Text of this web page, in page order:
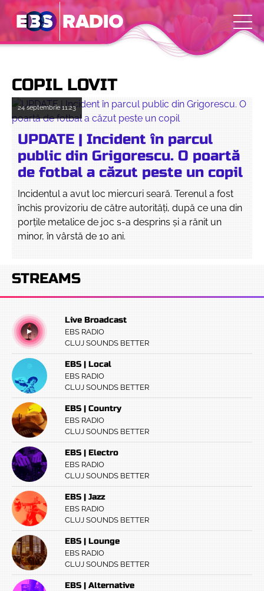
COPIL LOVIT
24 septembrie11:23
UPDATE | Incident în parcul
public din Grigorescu. O poartă
de fotbal a căzut peste un copil
Incidentul a avut loc miercuri seară. Terenul a fost
închis provizoriu de către autorități, după ce una din
porțile metalice de joc s-a desprins și a rănit un
minor, în vârstă de 10 ani.
STREAMS
Live Broadcast
EBS RADIO
CLUJ SOUNDS BETTER
EBS | Local
EBS RADIO
CLUJ SOUNDS BETTER
EBS | Country
EBS RADIO
CLUJ SOUNDS BETTER
EBS | Electro
EBS RADIO
CLUJ SOUNDS BETTER
EBS | Jazz
EBS RADIO
CLUJ SOUNDS BETTER
EBS | Lounge
EBS RADIO
CLUJ SOUNDS BETTER
EBS | Alternative